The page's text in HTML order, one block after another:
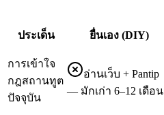
ประเด็น ยื่นเอง (DIY)
การเข้าใจ
กฎสถานทูต
ปัจจุบัน
อ่านเว็บ + Pantip
— มักเก่า 6–12 เดือน